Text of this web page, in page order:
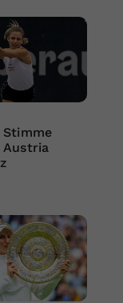
Stimme
Austria